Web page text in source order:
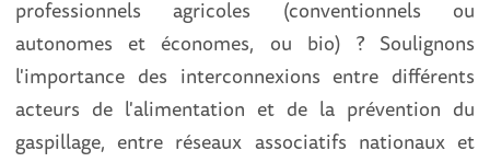
professionnels agricoles (conventionnels ou
autonomes et économes, ou bio) ? Soulignons
l'importance des interconnexions entre différents
acteurs de l'alimentation et de la prévention du
gaspillage, entre réseaux associatifs nationaux et